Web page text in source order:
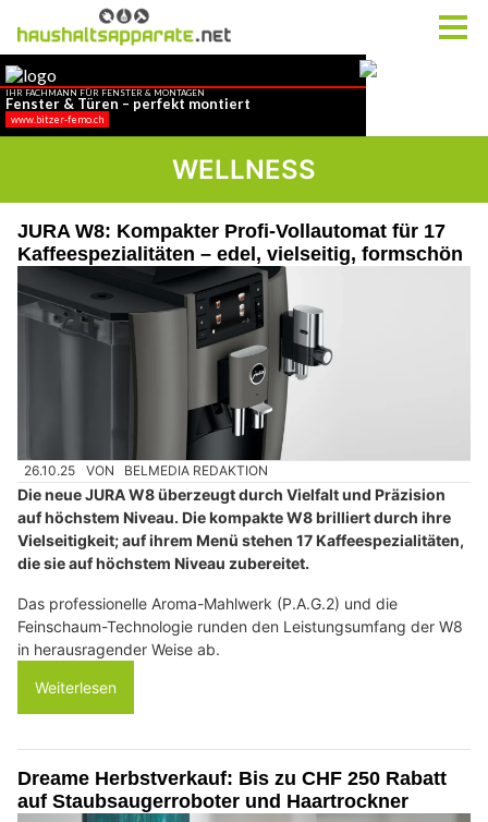
WELLNESS
JURA W8: Kompakter Profi-Vollautomat für 17
Kaffeespezialitäten – edel, vielseitig, formschön
26.10.25 VON BELMEDIA REDAKTION
Die neue JURA W8 überzeugt durch Vielfalt und Präzision
auf höchstem Niveau. Die kompakte W8 brilliert durch ihre
Vielseitigkeit; auf ihrem Menü stehen 17 Kaffeespezialitäten,
die sie auf höchstem Niveau zubereitet.
Das professionelle Aroma-Mahlwerk (P.A.G.2) und die
Feinschaum-Technologie runden den Leistungsumfang der W8
in herausragender Weise ab.
Weiterlesen
Dreame Herbstverkauf: Bis zu CHF 250 Rabatt
auf Staubsaugerroboter und Haartrockner